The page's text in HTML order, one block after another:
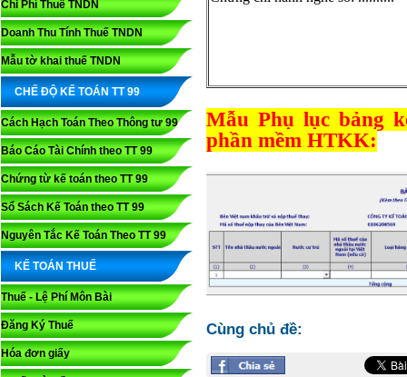
Chi Phí Thuế TNDN
Doanh Thu Tính Thuế TNDN
Mẫu tờ khai thuế TNDN
CHẾ ĐỘ KẾ TOÁN TT 99
Cách Hạch Toán Theo Thông tư 99
Báo Cáo Tài Chính theo TT 99
Chứng từ kế toán theo TT 99
Sổ Sách Kế Toán theo TT 99
Nguyên Tắc Kế Toán Theo TT 99
KẾ TOÁN THUẾ
Thuế - Lệ Phí Môn Bài
Đăng Ký Thuế
Hóa đơn giấy
Mẫu Phụ lục bảng
phần mềm HTKK:
Cùng chủ đề: